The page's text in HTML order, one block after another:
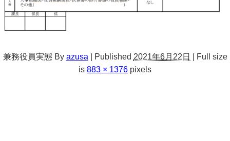
兼務役員実態 By azusa Published 2021年6月22日
Full size
is 883 × 1376 pixels